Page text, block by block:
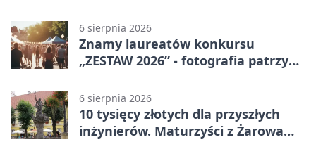
6 sierpnia 2026
Znamy laureatów konkursu
„ZESTAW 2026” - fotografia patrzy
6 sierpnia 2026
10 tysięcy złotych dla przyszłych
inżynierów. Maturzyści z Żarowa